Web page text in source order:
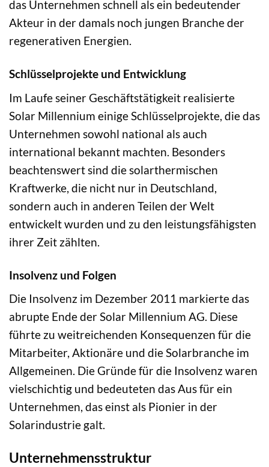
das Unternehmen schnell als ein bedeutender
Akteur in der damals noch jungen Branche der
regenerativen Energien.
Schlüsselprojekte und Entwicklung
Im Laufe seiner Geschäftstätigkeit realisierte
Solar Millennium einige Schlüsselprojekte, die das
Unternehmen sowohl national als auch
international bekannt machten. Besonders
beachtenswert sind die solarthermischen
Kraftwerke, die nicht nur in Deutschland,
sondern auch in anderen Teilen der Welt
entwickelt wurden und zu den leistungsfähigsten
ihrer Zeit zählten.
Insolvenz und Folgen
Die Insolvenz im Dezember 2011 markierte das
abrupte Ende der Solar Millennium AG. Diese
führte zu weitreichenden Konsequenzen für die
Mitarbeiter, Aktionäre und die Solarbranche im
Allgemeinen. Die Gründe für die Insolvenz waren
vielschichtig und bedeuteten das Aus für ein
Unternehmen, das einst als Pionier in der
Solarindustrie galt.
Unternehmensstruktur